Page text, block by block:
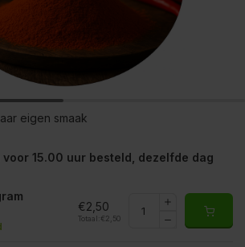
eigen smaak
voor 15.00 uur besteld, dezelfde dag
€2,50
Totaal: €2,50